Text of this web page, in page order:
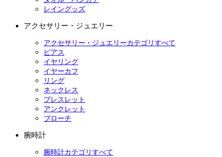
レイングッズ
アクセサリー・ジュエリー
アクセサリー・ジュエリーカテゴリすべて
ピアス
イヤリング
イヤーカフ
リング
ネックレス
ブレスレット
アンクレット
ブローチ
腕時計
腕時計カテゴリすべて